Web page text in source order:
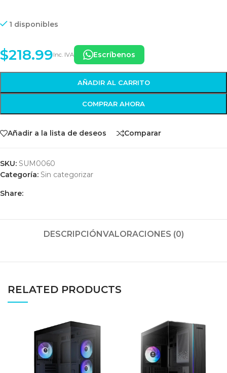
1 disponibles
$218.99Inc. IVA Escríbenos
AÑADIR AL CARRITO
COMPRAR AHORA
Añadir a la lista de deseos Comparar
SKU: SUM0060
Categoría: Sin categorizar
Share:
DESCRIPCIÓNVALORACIONES (0)
RELATED PRODUCTS